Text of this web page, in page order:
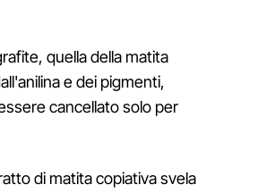
quella della matita
e dei pigmenti,
cancellato solo per
di matita copiativa svela